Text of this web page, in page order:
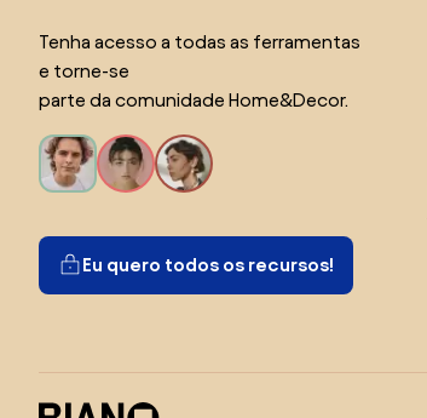
Tenha acesso a todas as ferramentas
e torne-se
parte da comunidade Home&Decor.
Eu quero todos os recursos!